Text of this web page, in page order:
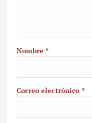
Nombre*
Correo electrónico *